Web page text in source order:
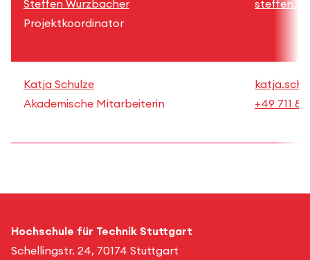
Steffen Wurzbacher
Projektkoordinator
Katja Schulze
Akademische Mitarbeiterin
+49 711
Hochschule für Technik Stuttgart
Schellingstr. 24, 70174 Stuttgart